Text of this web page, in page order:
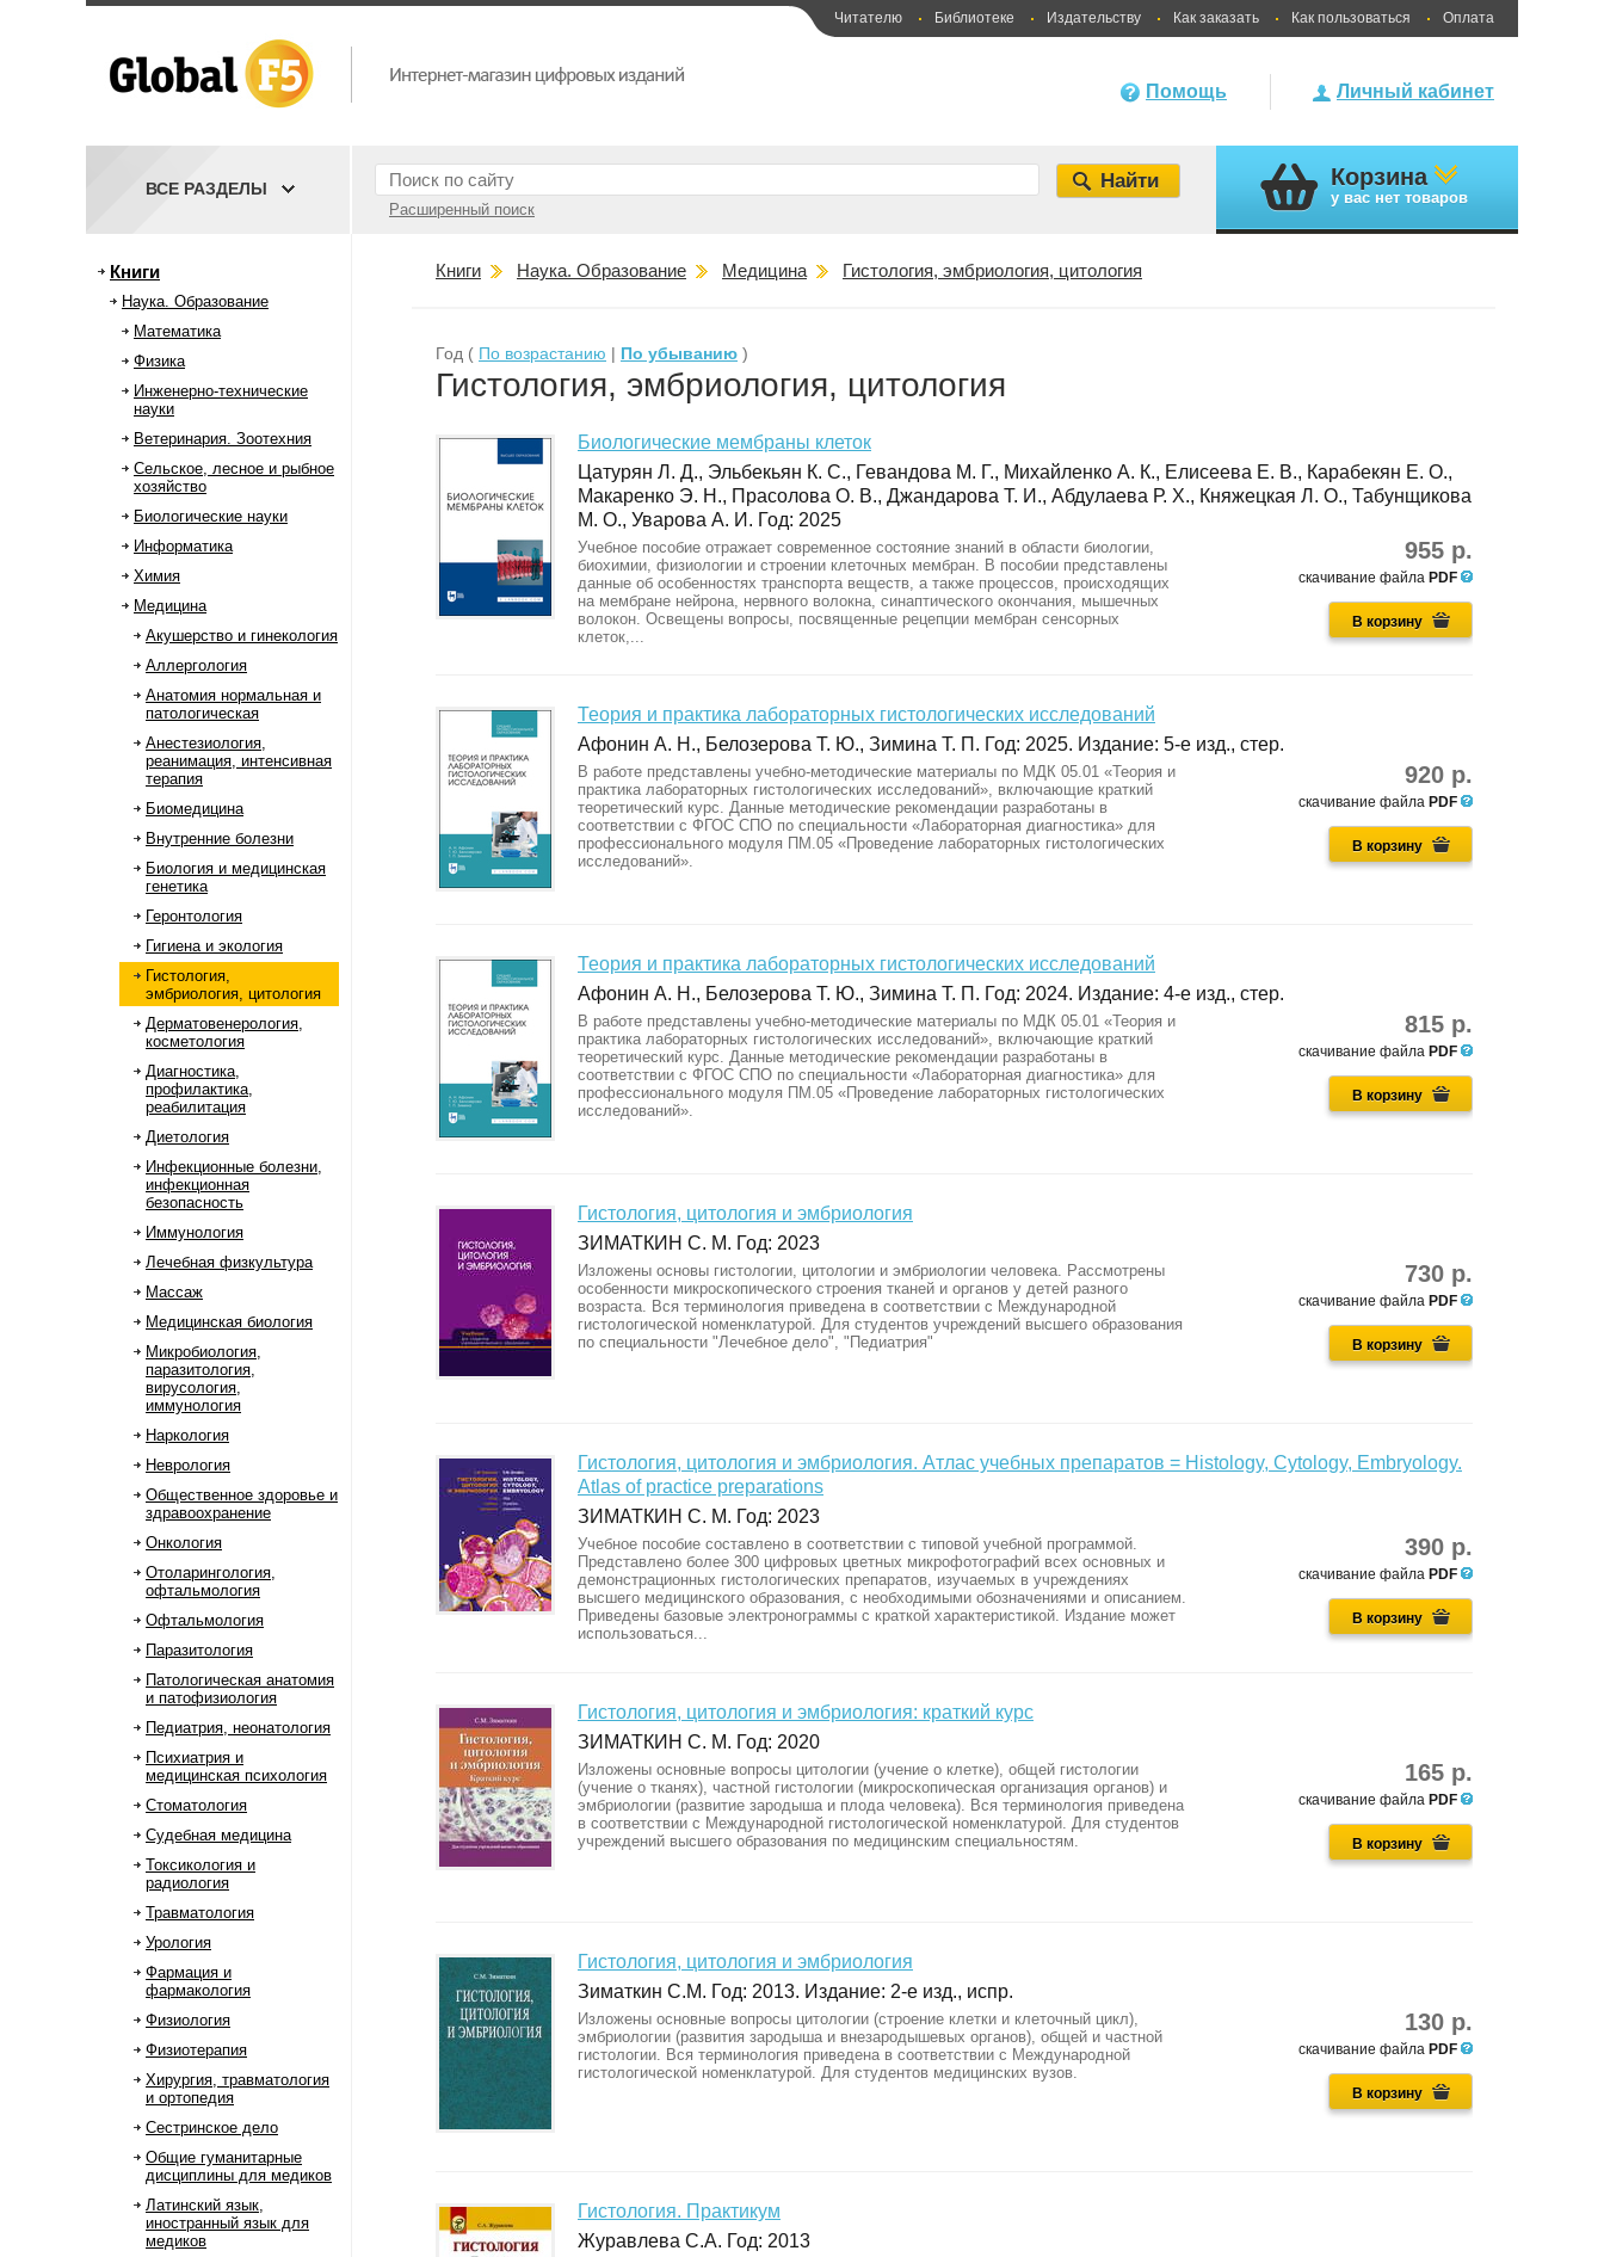
Читателю Библиотеке Издательству Как заказать Как пользоваться Оплата
Личный кабинет
Помощь
Расширенный поиск
ВСЕ РАЗДЕЛЫ Корзина
у вас нет товаров
Книги
Наука. Образование
Математика
Физика
Инженерно-технические
науки
Ветеринария. Зоотехния
Сельское, лесное и рыбное
хозяйство
Биологические науки
Информатика
Химия
Медицина
Акушерство и гинекология
Аллергология
Анатомия нормальная и
патологическая
Анестезиология,
реанимация, интенсивная
терапия
Биомедицина
Внутренние болезни
Биология и медицинская
генетика
Геронтология
Гигиена и экология
Гистология,
эмбриология, цитология
Дерматовенерология,
косметология
Диагностика,
профилактика,
реабилитация
Диетология
Инфекционные болезни,
инфекционная
безопасность
Иммунология
Лечебная физкультура
Массаж
Медицинская биология
Микробиология,
паразитология,
вирусология,
иммунология
Наркология
Неврология
Общественное здоровье и
здравоохранение
Онкология
Отоларингология,
офтальмология
Офтальмология
Паразитология
Патологическая анатомия
и патофизиология
Педиатрия, неонатология
Психиатрия и
медицинская психология
Стоматология
Судебная медицина
Токсикология и
радиология
Травматология
Урология
Фармация и
фармакология
Физиология
Физиотерапия
Хирургия, травматология
и ортопедия
Сестринское дело
Общие гуманитарные
дисциплины для медиков
Латинский язык,
иностранный язык для
медиков
Книги Наука. Образование Медицина Гистология, эмбриология, цитология
Год ( По возрастанию | По убыванию )
Гистология, эмбриология, цитология
Биологические мембраны клеток
Цатурян Л. Д., Эльбекьян К. С., Гевандова М. Г., Михайленко А. К., Елисеева Е. В., Карабекян Е. О.,
Макаренко Э. Н., Прасолова О. В., Джандарова Т. И., Абдулаева Р. Х., Княжецкая Л. О., Табунщикова
М. О., Уварова А. И. Год: 2025
955 р.
скачивание файла PDF
В корзину
Учебное пособие отражает современное состояние знаний в области биологии,
биохимии, физиологии и строении клеточных мембран. В пособии представлены
данные об особенностях транспорта веществ, а также процессов, происходящих
на мембране нейрона, нервного волокна, синаптического окончания, мышечных
волокон. Освещены вопросы, посвященные рецепции мембран сенсорных
клеток,...
Теория и практика лабораторных гистологических исследований
Афонин А. Н., Белозерова Т. Ю., Зимина Т. П. Год: 2025. Издание: 5-е изд., стер.
920 р.
скачивание файла PDF
В корзину
В работе представлены учебно-методические материалы по МДК 05.01 «Теория и
практика лабораторных гистологических исследований», включающие краткий
теоретический курс. Данные методические рекомендации разработаны в
соответствии с ФГОС СПО по специальности «Лабораторная диагностика» для
профессионального модуля ПМ.05 «Проведение лабораторных гистологических
исследований».
Теория и практика лабораторных гистологических исследований
Афонин А. Н., Белозерова Т. Ю., Зимина Т. П. Год: 2024. Издание: 4-е изд., стер.
815 р.
скачивание файла PDF
В корзину
В работе представлены учебно-методические материалы по МДК 05.01 «Теория и
практика лабораторных гистологических исследований», включающие краткий
теоретический курс. Данные методические рекомендации разработаны в
соответствии с ФГОС СПО по специальности «Лабораторная диагностика» для
профессионального модуля ПМ.05 «Проведение лабораторных гистологических
исследований».
Гистология, цитология и эмбриология
ЗИМАТКИН С. М. Год: 2023
730 р.
скачивание файла PDF
В корзину
Изложены основы гистологии, цитологии и эмбриологии человека. Рассмотрены
особенности микроскопического строения тканей и органов у детей разного
возраста. Вся терминология приведена в соответствии с Международной
гистологической номенклатурой. Для студентов учреждений высшего образования
по специальности "Лечебное дело", "Педиатрия"
Гистология, цитология и эмбриология. Атлас учебных препаратов = Histology, Cytology, Embryology.
Atlas of practice preparations
ЗИМАТКИН С. М. Год: 2023
390 р.
скачивание файла PDF
В корзину
Учебное пособие составлено в соответствии с типовой учебной программой.
Представлено более 300 цифровых цветных микрофотографий всех основных и
демонстрационных гистологических препаратов, изучаемых в учреждениях
высшего медицинского образования, с необходимыми обозначениями и описанием.
Приведены базовые электронограммы с краткой характеристикой. Издание может
использоваться...
Гистология, цитология и эмбриология: краткий курс
ЗИМАТКИН С. М. Год: 2020
165 р.
скачивание файла PDF
В корзину
Изложены основные вопросы цитологии (учение о клетке), общей гистологии
(учение о тканях), частной гистологии (микроскопическая организация органов) и
эмбриологии (развитие зародыша и плода человека). Вся терминология приведена
в соответствии с Международной гистологической номенклатурой. Для студентов
учреждений высшего образования по медицинским специальностям.
Гистология, цитология и эмбриология
Зиматкин С.М. Год: 2013. Издание: 2-е изд., испр.
130 р.
скачивание файла PDF
В корзину
Изложены основные вопросы цитологии (строение клетки и клеточный цикл),
эмбриологии (развития зародыша и внезародышевых органов), общей и частной
гистологии. Вся терминология приведена в соответствии с Международной
гистологической номенклатурой. Для студентов медицинских вузов.
Гистология. Практикум
Журавлева С.А. Год: 2013